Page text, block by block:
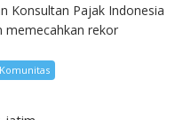
Konsultan Pajak Indonesia
memecahkan rekor